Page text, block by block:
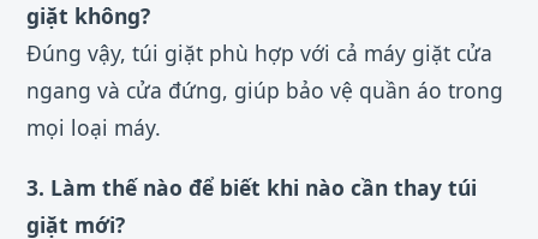
giặt không?
Đúng vậy, túi giặt phù hợp với cả máy giặt cửa
ngang và cửa đứng, giúp bảo vệ quần áo trong
mọi loại máy.
3. Làm thế nào để biết khi nào cần thay túi
giặt mới?